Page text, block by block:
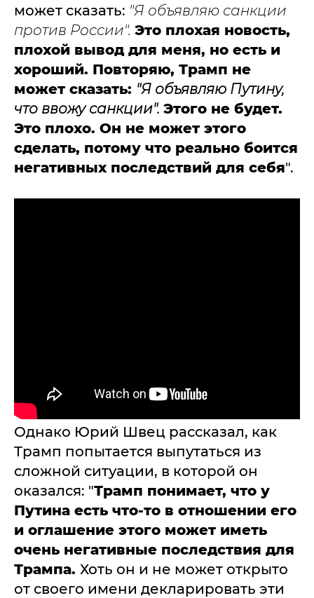
может сказать: "Я объявляю санкции
против России". Это плохая новость,
плохой вывод для меня, но есть и
хороший. Повторяю, Трамп не
может сказать: "Я объявляю Путину,
что ввожу санкции". Этого не будет.
Это плохо. Он не может этого
сделать, потому что реально боится
негативных последствий для себя".
Однако Юрий Швец рассказал, как
Трамп попытается выпутаться из
сложной ситуации, в которой он
оказался: "Трамп понимает, что у
Путина есть что-то в отношении его
и оглашение этого может иметь
очень негативные последствия для
Трампа. Хоть он и не может открыто
от своего имени декларировать эти